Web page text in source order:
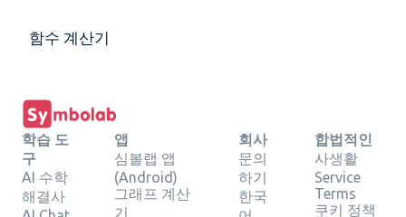
함수 계산기
학습 도
구
AI 수학
해결사
앱
심볼랩 앱
(Android)
그래프 계산
기
회사
문의
하기
한국
합법적인
사생활
Service
Terms
쿠키 정책